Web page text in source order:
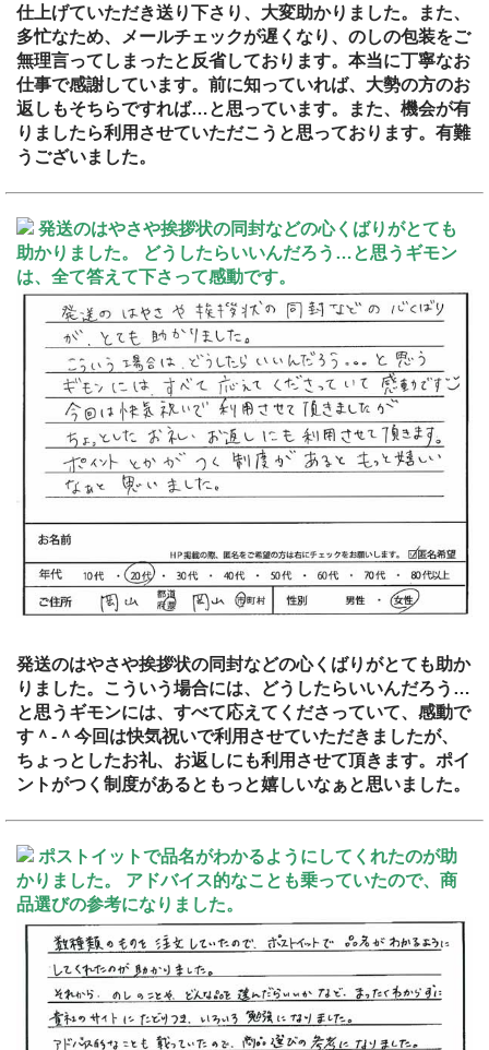
仕上げていただき送り下さり、大変助かりました。また、
多忙なため、メールチェックが遅くなり、のしの包装をご
無理言ってしまったと反省しております。本当に丁寧なお
仕事で感謝しています。前に知っていれば、大勢の方のお
返しもそちらですれば…と思っています。また、機会が有
りましたら利用させていただこうと思っております。有難
うございました。
発送のはやさや挨拶状の同封などの心くばりがとても
助かりました。 どうしたらいいんだろう…と思うギモン
は、全て答えて下さって感動です。
発送のはやさや挨拶状の同封などの心くばりがとても助か
りました。こういう場合には、どうしたらいいんだろう…
と思うギモンには、すべて応えてくださっていて、感動で
す＾-＾今回は快気祝いで利用させていただきましたが、
ちょっとしたお礼、お返しにも利用させて頂きます。ポイ
ントがつく制度があるともっと嬉しいなぁと思いました。
ポストイットで品名がわかるようにしてくれたのが助
かりました。 アドバイス的なことも乗っていたので、商
品選びの参考になりました。